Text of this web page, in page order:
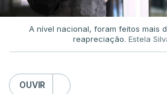
A nível nacional, foram feitos mais
reapreciação. Estela
OUVIR